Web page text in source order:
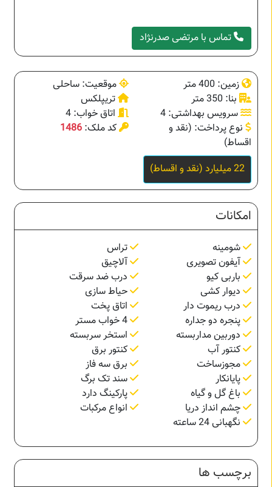
تماس با مرتضی صدرنژاد
زمین: 400 متر
موقعیت: ساحلی
بنا: 350 متر
تریپلکس
سرویس بهداشتی: 4
اتاق خواب: 4
نوع پرداخت: (نقد و
اقساط)
کد ملک: 1486
22 میلیارد (نقد و اقساط)
امکانات
شومینه
تراس
آیفون تصویری
آلاچیق
باربی کیو
درب ضد سرقت
دیوار کشی
حیاط سازی
درب ریموت دار
اتاق پخت
پنجره دو جداره
4 خواب مستر
دوربین مداربسته
استخر سربسته
کنتور آب
کنتور برق
مجوزساخت
برق سه فاز
پایانکار
سند تک برگ
باغ گل و گیاه
پارکینگ دارد
چشم انداز دریا
انواع مرکبات
نگهبانی 24 ساعته
برچسب ها